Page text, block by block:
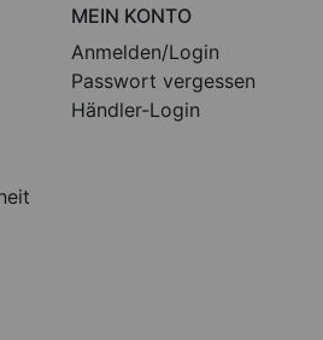
MEIN KONTO
Anmelden/Login
Passwort vergessen
Händler-Login